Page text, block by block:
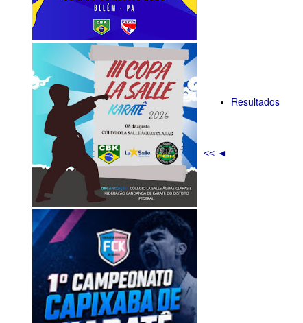
Resultados
<< ◄